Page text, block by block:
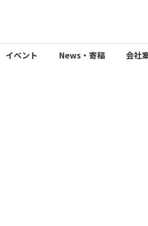
イベント News・寄稿 会社